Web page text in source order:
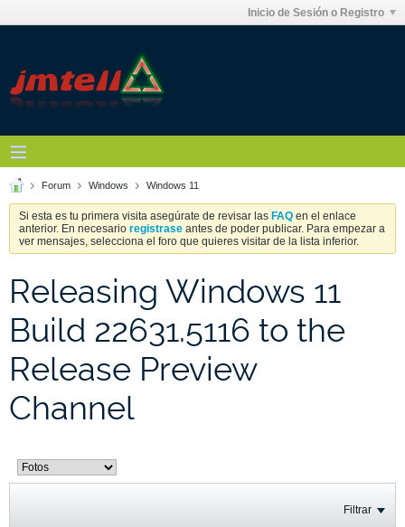
Inicio de Sesión o Registro
Forum Windows Windows 11
Si esta es tu primera visita asegúrate de revisar las FAQ en el enlace
anterior. En necesario registrase antes de poder publicar. Para empezar a
ver mensajes, selecciona el foro que quieres visitar de la lista inferior.
Releasing Windows 11
Build 22631.5116 to the
Release Preview
Channel
Filtrar